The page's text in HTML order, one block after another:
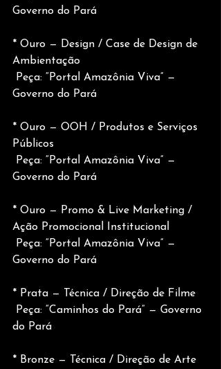
Governo do Pará
* Ouro — Design / Case de Design de
Ambientação
Governo do Pará
* Ouro — OOH / Produtos e Serviços
Públicos
Governo do Pará
* Ouro — Promo & Live Marketing /
Ação Promocional Institucional
Governo do Pará
* Prata — Técnica / Direção de Filme
do Pará
* Bronze — Técnica / Direção de Arte